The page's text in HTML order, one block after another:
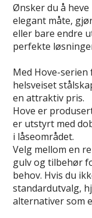
Ønsker du å
elegant måte,
eller bare endre
perfekte
Med Hove-serien
helsveiset
en attraktiv pris.
Hove er
er utstyrt med
i låseområdet.
Velg mellom en
gulv og tilbehør
behov. Hvis du
standardutvalg,
alternativer som